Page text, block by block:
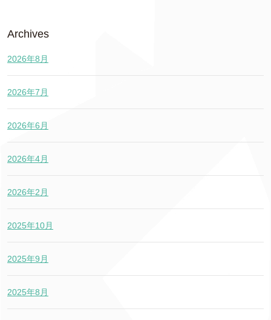
Archives
2026年8月
2026年7月
2026年6月
2026年4月
2026年2月
2025年10月
2025年9月
2025年8月